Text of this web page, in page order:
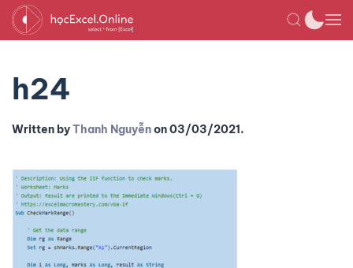
h24
Written byThanh Nguyễnon03/03/2021.